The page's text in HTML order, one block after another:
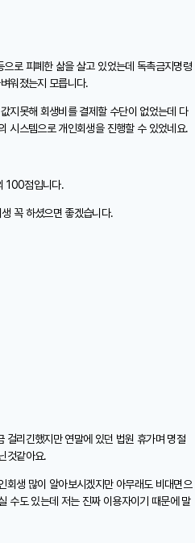
로 피폐한 삶을 살고 있었는데 독촉금지명령
워졌는지 모릅니다.
지못해 회생비를 결제할 수단이 없었는데 다
시스템으로 개인회생을 진행할 수 있었네요.
100점입니다.
꼭 하셨으면 좋겠습니다.
걸리긴했지만 연말에 있던 법원 휴가며 명절
것같아요.
회생 많이 알아보시겠지만 아무래도 비대면으
수도 있는데 저는 진짜 이용자이기 때문에 말